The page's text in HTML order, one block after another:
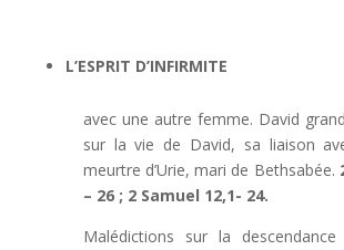
L’ESPRIT D’INFIRMITE
avec une autre femme. David
sur la vie de David, sa liaison
meurtre d’Urie, mari de Bethsabée.
– 26 ; 2 Samuel 12,1- 24.
Malédictions sur la